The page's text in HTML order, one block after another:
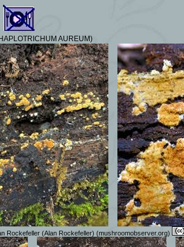
AUREUM)
Rockefeller (Alan Rockefeller) (mushroomobserver.org)